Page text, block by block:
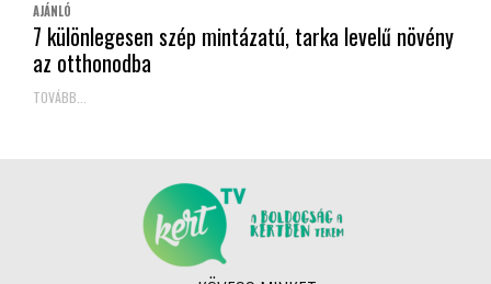
AJÁNLÓ
7 különlegesen szép mintázatú, tarka levelű növény
az otthonodba
TOVÁBB...